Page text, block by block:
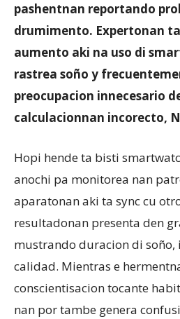
pashentnan reportando
drumimento. Expertonan
aumento aki na uso di
rastrea soño y
preocupacion innecesario
calculacionnan incorecto,
Hopi hende ta bisti
anochi pa monitorea nan
aparatonan aki ta sync cu
resultadonan presenta den
mustrando duracion di
calidad. Mientras e
conscientisacion tocante
nan por tambe genera